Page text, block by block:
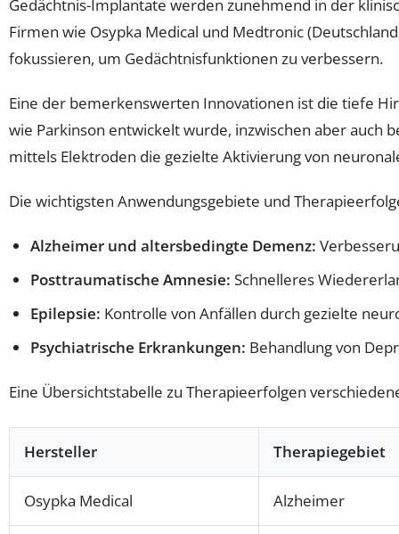
Gedächtnis-Implantate werden zunehmend in der
Firmen wie Osypka Medical und Medtronic
fokussieren, um Gedächtnisfunktionen zu verbessern.
Eine der bemerkenswerten Innovationen ist die tiefe
wie Parkinson entwickelt wurde, inzwischen aber
mittels Elektroden die gezielte Aktivierung von
Die wichtigsten Anwendungsgebiete und
Alzheimer und altersbedingte Demenz:
Posttraumatische Amnesie: Schnelleres
Epilepsie: Kontrolle von Anfällen durch gezielte
Psychiatrische Erkrankungen: Behandlung von
Eine Übersichtstabelle zu Therapieerfolgen
Hersteller Therapiegebiet
Osypka Medical Alzheimer